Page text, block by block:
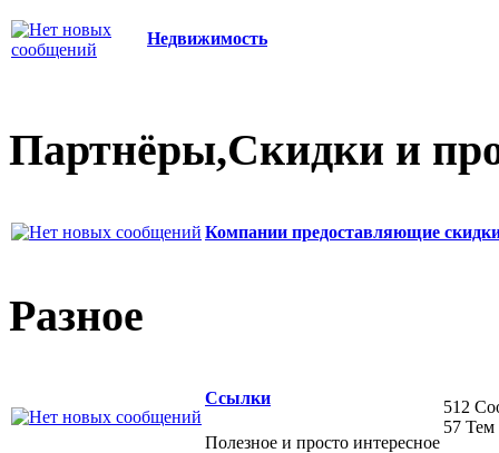
Недвижимость
Партнёры,Скидки и
Компании предоставляющие
Разное
Ссылки
Полезное и просто интересное
512
57 Тем